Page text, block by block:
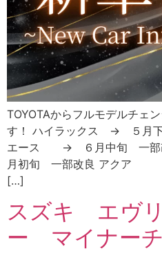
TOYOTAからフルモデルチェ
す！ ハイラックス → ５月下
エース → ６月中旬 一
月初旬 一部改良 アク
[…]
スズキ エヴ
ー マイナーチ